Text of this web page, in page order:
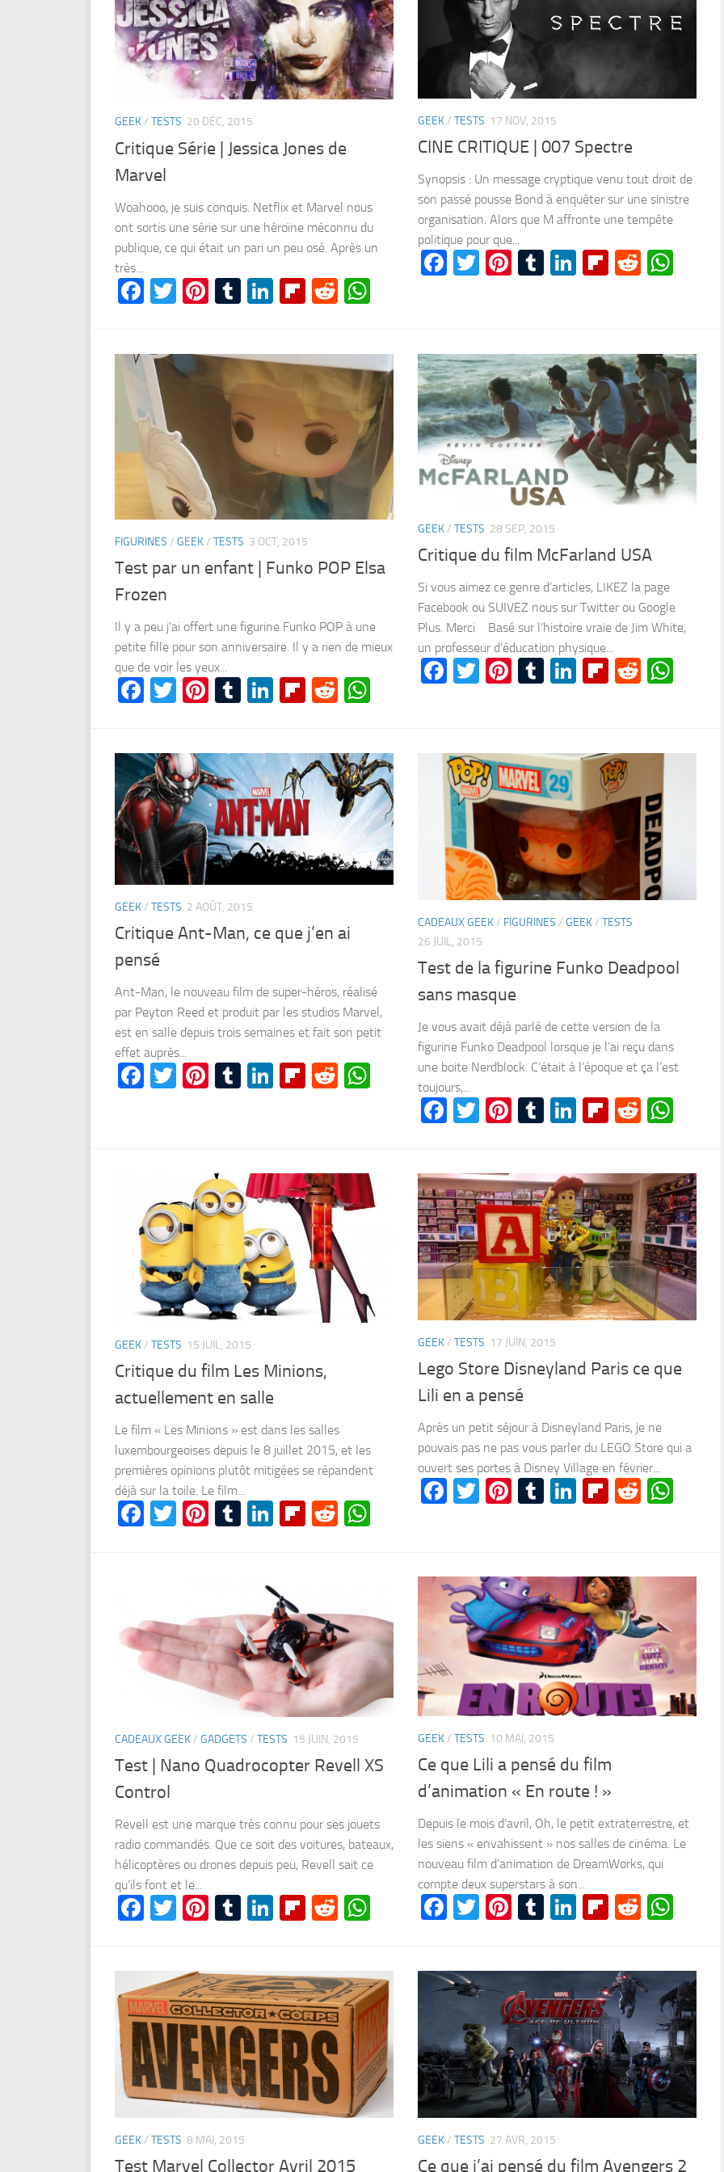
GEEK/ TESTS 20 DÉC, 2015
Critique Série | Jessica Jones de
Marvel
Woahooo, je suis conquis. Netflix et Marvel nous
ont sortis une série sur une héroïne méconnu du
publique, ce qui était un pari un peu osé. Après un
très...
Facebook
Twitter
Pinterest
Tumblr
LinkedIn
Flipboard
Reddit
GEEK/ TESTS 17 NOV, 2015
CINE CRITIQUE | 007 Spectre
Synopsis : Un message cryptique venu tout droit de
son passé pousse Bond à enquêter sur une sinistre
organisation. Alors que M affronte une tempête
politique pour que...
Facebook
Twitter
Pinterest
Tumblr
LinkedIn
Flipboard
Reddit
FIGURINES / GEEK/ TESTS 3 OCT, 2015
Test par un enfant | Funko POP Elsa
Frozen
Il y a peu j’ai offert une figurine Funko POP à une
petite fille pour son anniversaire. Il y a rien de mieux
que de voir les yeux...
Facebook
Twitter
Pinterest
Tumblr
LinkedIn
Flipboard
RedditWhatsApp
GEEK/ TESTS 28 SEP, 2015
Critique du film McFarland USA
Si vous aimez ce genre d’articles, LIKEZ la page
Facebook ou SUIVEZ nous sur Twitter ou Google
Plus. Merci Basé sur l’histoire vraie de Jim White,
un professeur d’éducation physique...
Facebook
Twitter
Pinterest
Tumblr
LinkedIn
Flipboard
Reddit
GEEK/ TESTS 2 AOÛT, 2015
Critique Ant-Man, ce que j’en ai
pensé
Ant-Man, le nouveau film de super-héros, réalisé
par Peyton Reed et produit par les studios Marvel,
est en salle depuis trois semaines et fait son petit
effet auprès...
Facebook
Twitter
Pinterest
Tumblr
LinkedIn
Flipboard
RedditWhatsApp
CADEAUX GEEK/ FIGURINES / GEEK/ TESTS
26 JUIL, 2015
Test de la figurine Funko Deadpool
sans masque
Je vous avait déjà parlé de cette version de la
figurine Funko Deadpool lorsque je l’ai reçu dans
une boite Nerdblock. C’était à l’époque et ça l’est
toujours,...
Facebook
Twitter
Pinterest
Tumblr
LinkedIn
Flipboard
Reddit
GEEK/ TESTS 15 JUIL, 2015
Critique du film Les Minions,
actuellement en salle
Le film « Les Minions » est dans les salles
luxembourgeoises depuis le 8 juillet 2015, et les
premières opinions plutôt mitigées se répandent
déjà sur la toile. Le film...
Facebook
TwitterPinterest
TumblrLinkedIn
Flipboard
RedditWhatsApp
GEEK/ TESTS 17 JUIN, 2015
Lego Store Disneyland Paris ce que
Lili en a pensé
Après un petit séjour à Disneyland Paris, je ne
pouvais pas ne pas vous parler du LEGO Store qui a
ouvert ses portes à Disney Village en février...
Facebook
TwitterPinterest
TumblrLinkedIn
Flipboard
Reddit
CADEAUX GEEK/ GADGETS / TESTS 15 JUIN, 2015
Test | Nano Quadrocopter Revell XS
Control
Revell est une marque très connu pour ses jouets
radio commandés. Que ce soit des voitures, bateaux,
hélicoptères ou drones depuis peu, Revell sait ce
qu’ils font et le...
Facebook
Twitter
Pinterest
Tumblr
LinkedIn
Flipboard
RedditWhatsApp
GEEK/ TESTS 10 MAI, 2015
Ce que Lili a pensé du film
d’animation « En route ! »
Depuis le mois d’avril, Oh, le petit extraterrestre, et
les siens « envahissent » nos salles de cinéma. Le
nouveau film d’animation de DreamWorks, qui
compte deux superstars à son...
Facebook
Twitter
Pinterest
Tumblr
LinkedIn
Flipboard
Reddit
GEEK/ TESTS 8 MAI, 2015
Test Marvel Collector Avril 2015
GEEK/ TESTS 27 AVR, 2015
Ce que j’ai pensé du film Avengers 2